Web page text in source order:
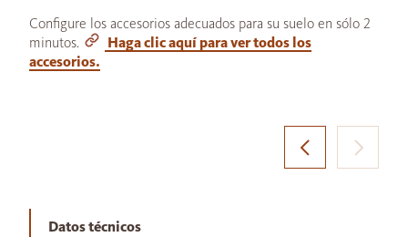
Configure los accesorios adecuados para su suelo en sólo 2
minutos.
Haga clic aquí para ver todos los
accesorios.
Datos técnicos